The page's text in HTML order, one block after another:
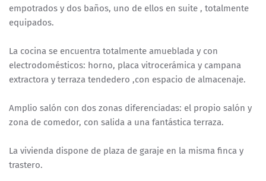
empotrados y dos baños, uno de ellos en suite , totalmente
equipados.
La cocina se encuentra totalmente amueblada y con
electrodomésticos: horno, placa vitrocerámica y campana
extractora y terraza tendedero ,con espacio de almacenaje.
Amplio salón con dos zonas diferenciadas: el propio salón y
zona de comedor, con salida a una fantástica terraza.
La vivienda dispone de plaza de garaje en la misma finca y
trastero.